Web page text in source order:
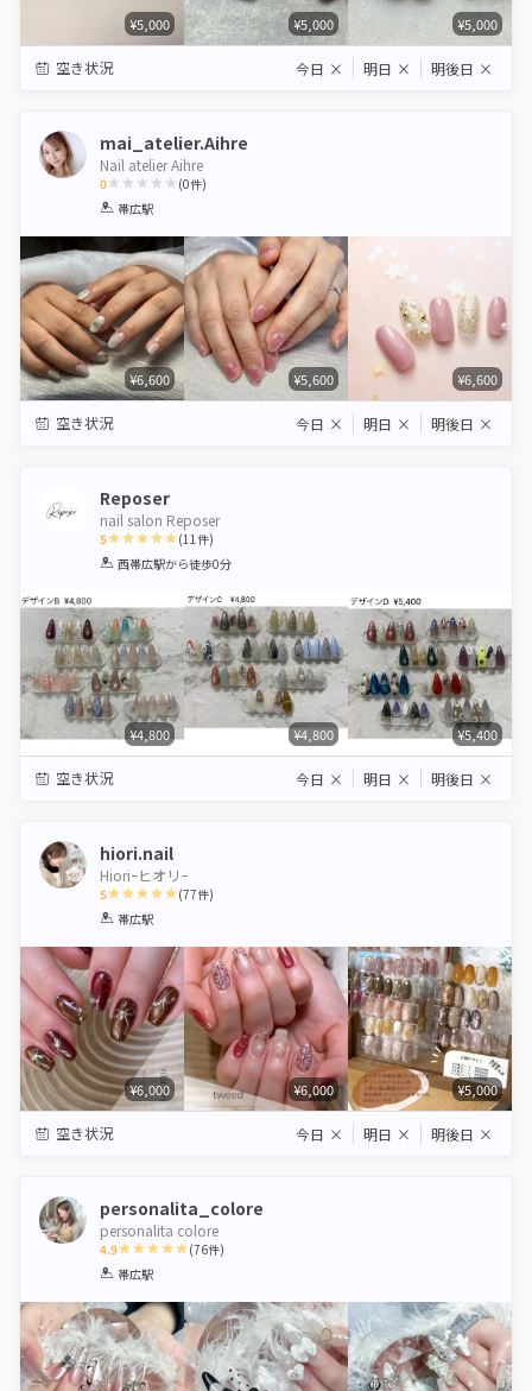
¥5,000 ¥5,000 ¥5,000
空き状況 今日 × 明日 × 明後日 ×
mai_atelier.Aihre
Nail atelier Aihre
0
1 2 3 4
(0件)
帯広駅
¥6,600 ¥5,600 ¥6,600
空き状況 今日 × 明日 × 明後日 ×
Reposer
nail salon Reposer
5
1 2 3 4 5
(11件)
西帯広駅から徒歩0分
¥4,800 ¥4,800 ¥5,400
空き状況 今日 × 明日 × 明後日 ×
hiori.nail
Hioriｰヒオリｰ
5
1 2 3 4
(77件)
帯広駅
¥6,000 ¥6,000 ¥5,000
空き状況 今日 × 明日 × 明後日 ×
personalita_colore
personalita colore
4.9
1 2 3
(76件)
帯広駅